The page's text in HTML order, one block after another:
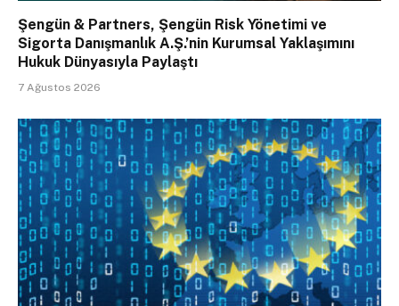
Şengün & Partners, Şengün Risk Yönetimi ve
Sigorta Danışmanlık A.Ş.’nin Kurumsal Yaklaşımını
Hukuk Dünyasıyla Paylaştı
7 Ağustos 2026